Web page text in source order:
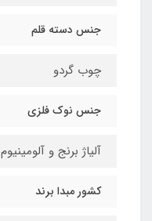
جنس دسته قلم
چوب گردو
جنس نوک فلزی
آلیاژ برنج و آلومینیوم
کشور مبدا برند